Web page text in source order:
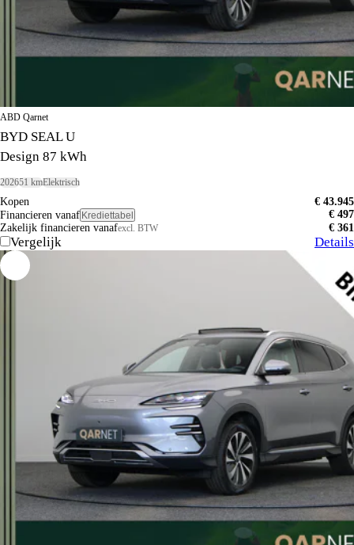
ABD Qarnet
BYD SEAL U
Design 87 kWh
202651 kmElektrisch
Kopen
€ 43.945
Financieren vanaf Krediettabel
€ 497
Zakelijk financieren vanafexcl. BTW € 361
Vergelijk Details